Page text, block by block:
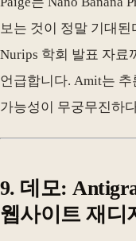
보는 것이 정말 기대
Nurips 학회 발표 자료
언급합니다. Amit는
가능성이 무궁무진하
9. 데모:
웹사이트 재디